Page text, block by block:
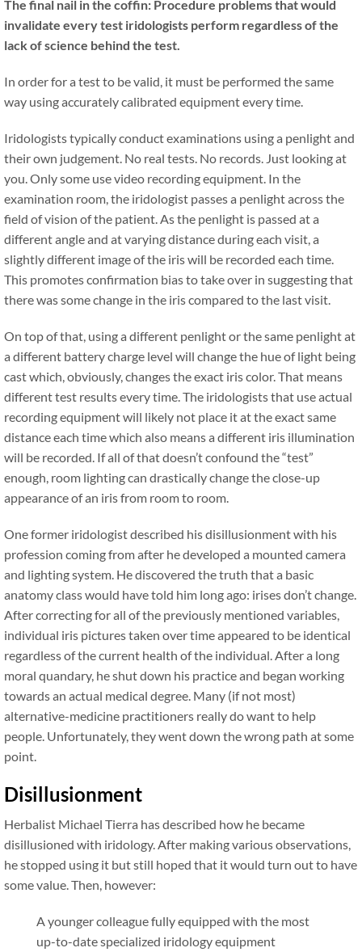
The final nail in the coffin: Procedure problems that would
invalidate every test iridologists perform regardless of the
lack of science behind the test.
In order for a test to be valid, it must be performed the same
way using accurately calibrated equipment every time.
Iridologists typically conduct examinations using a penlight and
their own judgement. No real tests. No records. Just looking at
you. Only some use video recording equipment. In the
examination room, the iridologist passes a penlight across the
field of vision of the patient. As the penlight is passed at a
different angle and at varying distance during each visit, a
slightly different image of the iris will be recorded each time.
This promotes confirmation bias to take over in suggesting that
there was some change in the iris compared to the last visit.
On top of that, using a different penlight or the same penlight at
a different battery charge level will change the hue of light being
cast which, obviously, changes the exact iris color. That means
different test results every time. The iridologists that use actual
recording equipment will likely not place it at the exact same
distance each time which also means a different iris illumination
will be recorded. If all of that doesn’t confound the “test”
enough, room lighting can drastically change the close-up
appearance of an iris from room to room.
One former iridologist described his disillusionment with his
profession coming from after he developed a mounted camera
and lighting system. He discovered the truth that a basic
anatomy class would have told him long ago: irises don’t change.
After correcting for all of the previously mentioned variables,
individual iris pictures taken over time appeared to be identical
regardless of the current health of the individual. After a long
moral quandary, he shut down his practice and began working
towards an actual medical degree. Many (if not most)
alternative-medicine practitioners really do want to help
people. Unfortunately, they went down the wrong path at some
point.
Disillusionment
Herbalist Michael Tierra has described how he became
disillusioned with iridology. After making various observations,
he stopped using it but still hoped that it would turn out to have
some value. Then, however:
A younger colleague fully equipped with the most
up-to-date specialized iridology equipment